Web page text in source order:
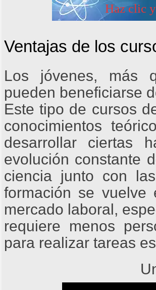
Ventajas de los
Los jóvenes, más
pueden beneficiarse
Este tipo de cursos
conocimientos
desarrollar ciertas
evolución constante
ciencia junto con
formación se
mercado laboral,
requiere menos
para realizar tareas